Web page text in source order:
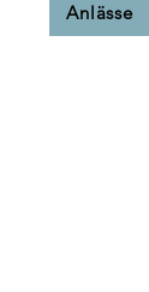
Anlässe